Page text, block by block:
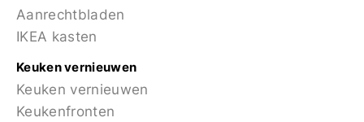
Aanrechtbladen
IKEA kasten
Keuken vernieuwen
Keuken vernieuwen
Keukenfronten